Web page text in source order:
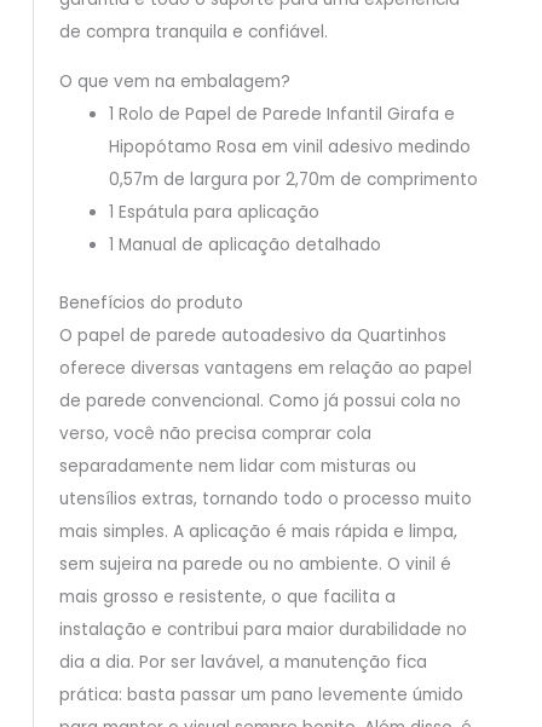
de compra tranquila e confiável.
O que vem na embalagem?
1 Rolo de Papel de Parede Infantil Girafa e
Hipopótamo Rosa em vinil adesivo medindo
0,57m de largura por 2,70m de comprimento
1 Espátula para aplicação
1 Manual de aplicação detalhado
Benefícios do produto
O papel de parede autoadesivo da Quartinhos
oferece diversas vantagens em relação ao papel
de parede convencional. Como já possui cola no
verso, você não precisa comprar cola
separadamente nem lidar com misturas ou
utensílios extras, tornando todo o processo muito
mais simples. A aplicação é mais rápida e limpa,
sem sujeira na parede ou no ambiente. O vinil é
mais grosso e resistente, o que facilita a
instalação e contribui para maior durabilidade no
dia a dia. Por ser lavável, a manutenção fica
prática: basta passar um pano levemente úmido